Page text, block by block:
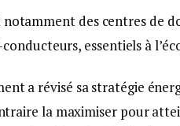
des centres de
essentiels à
a révisé sa stratégie
la maximiser pour